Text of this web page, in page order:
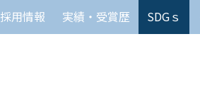
採用情報 実績・受賞歴 SDGｓ